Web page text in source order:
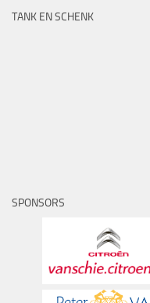
TANK EN SCHENK
SPONSORS